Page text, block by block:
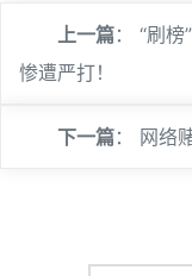
上一篇： “刷榜
惨遭严打！
下一篇： 网络